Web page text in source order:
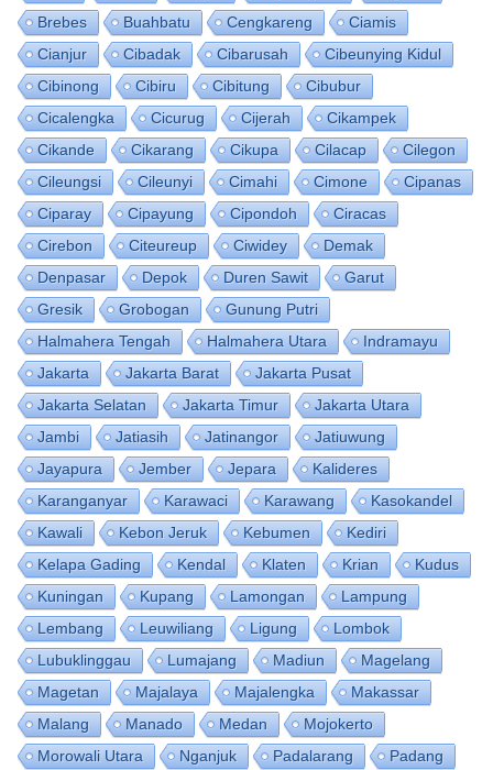
Brebes
Buahbatu Cengkareng
Ciamis
Cianjur
Cibadak Cibarusah
Cibeunying Kidul
Cibinong
Cibiru Cibitung
Cibubur
Cicalengka
Cicurug Cijerah
Cikampek
Cikande
Cikarang Cikupa Cilacap
Cilegon
Cileungsi
Cileunyi Cimahi Cimone
Cipanas
Ciparay
Cipayung Cipondoh
Ciracas
Cirebon
Citeureup Ciwidey
Demak
Denpasar
Depok Duren Sawit
Garut
Gresik
Grobogan
Gunung Putri
Halmahera Tengah
Halmahera Utara
Indramayu
Jakarta
Jakarta Barat
Jakarta Pusat
Jakarta Selatan
Jakarta Timur
Jakarta Utara
Jambi
Jatiasih Jatinangor
Jatiuwung
Jayapura
Jember Jepara
Kalideres
Karanganyar
Karawaci Karawang
Kasokandel
Kawali
Kebon Jeruk Kebumen
Kediri
Kelapa Gading
Kendal Klaten Krian
Kudus
Kuningan
Kupang Lamongan
Lampung
Lembang
Leuwiliang Ligung
Lombok
Lubuklinggau
Lumajang Madiun
Magelang
Magetan
Majalaya Majalengka
Makassar
Malang
Manado Medan
Mojokerto
Morowali Utara
Nganjuk Padalarang
Padang